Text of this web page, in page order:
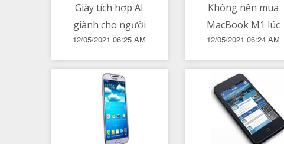
Giày tích hợp AI
giành cho người
khiếm thị
12/05/2021 06:25 AM
Không nên mua
MacBook M1 lúc
này...
12/05/2021 06:24 AM